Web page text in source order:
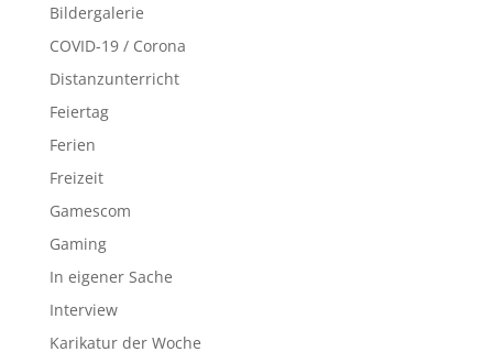
Bildergalerie
COVID-19 / Corona
Distanzunterricht
Feiertag
Ferien
Freizeit
Gamescom
Gaming
In eigener Sache
Interview
Karikatur der Woche